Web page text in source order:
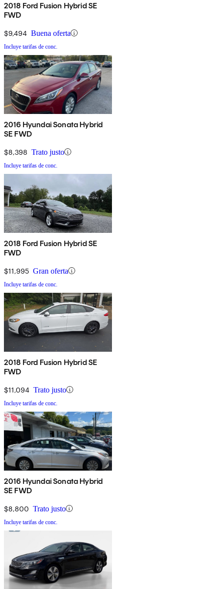
2018 Ford Fusion Hybrid SE
FWD
$9,494 Buena oferta
Incluye tarifas de conc.
2016 Hyundai Sonata Hybrid
SE FWD
$8,398 Trato justo
Incluye tarifas de conc.
2018 Ford Fusion Hybrid SE
FWD
$11,995 Gran oferta
Incluye tarifas de conc.
2018 Ford Fusion Hybrid SE
FWD
$11,094 Trato justo
Incluye tarifas de conc.
2016 Hyundai Sonata Hybrid
SE FWD
$8,800 Trato justo
Incluye tarifas de conc.